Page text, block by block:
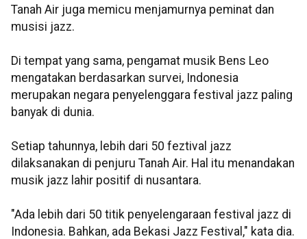
Tanah Air juga memicu menjamurnya peminat dan
musisi jazz.
Di tempat yang sama, pengamat musik Bens Leo
mengatakan berdasarkan survei, Indonesia
merupakan negara penyelenggara festival jazz paling
banyak di dunia.
Setiap tahunnya, lebih dari 50 feztival jazz
dilaksanakan di penjuru Tanah Air. Hal itu menandakan
musik jazz lahir positif di nusantara.
"Ada lebih dari 50 titik penyelengaraan festival jazz di
Indonesia. Bahkan, ada Bekasi Jazz Festival," kata dia.